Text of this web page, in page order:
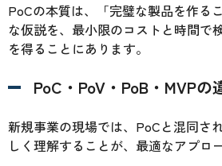
PoCの本質は、「完璧な製品を作る
な仮説を、最小限のコストと時間で
を得ることにあります。
PoC・PoV・PoB・MVPの
新規事業の現場では、PoCと混同さ
しく理解することが、最適なアプロ